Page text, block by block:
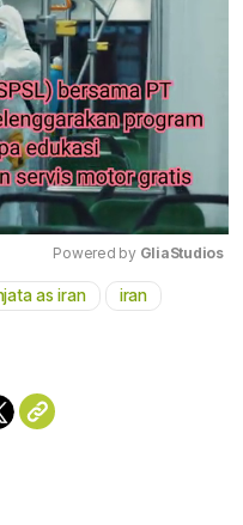
Mute
Powered by GliaStudios
as iran iran